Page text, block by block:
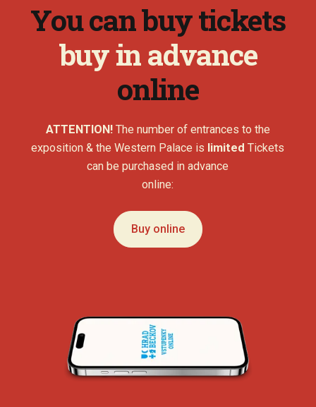
You can buy tickets
buy in advance
online
ATTENTION! The number of entrances to the
exposition & the Western Palace is limited Tickets
can be purchased in advance
online:
Buy online